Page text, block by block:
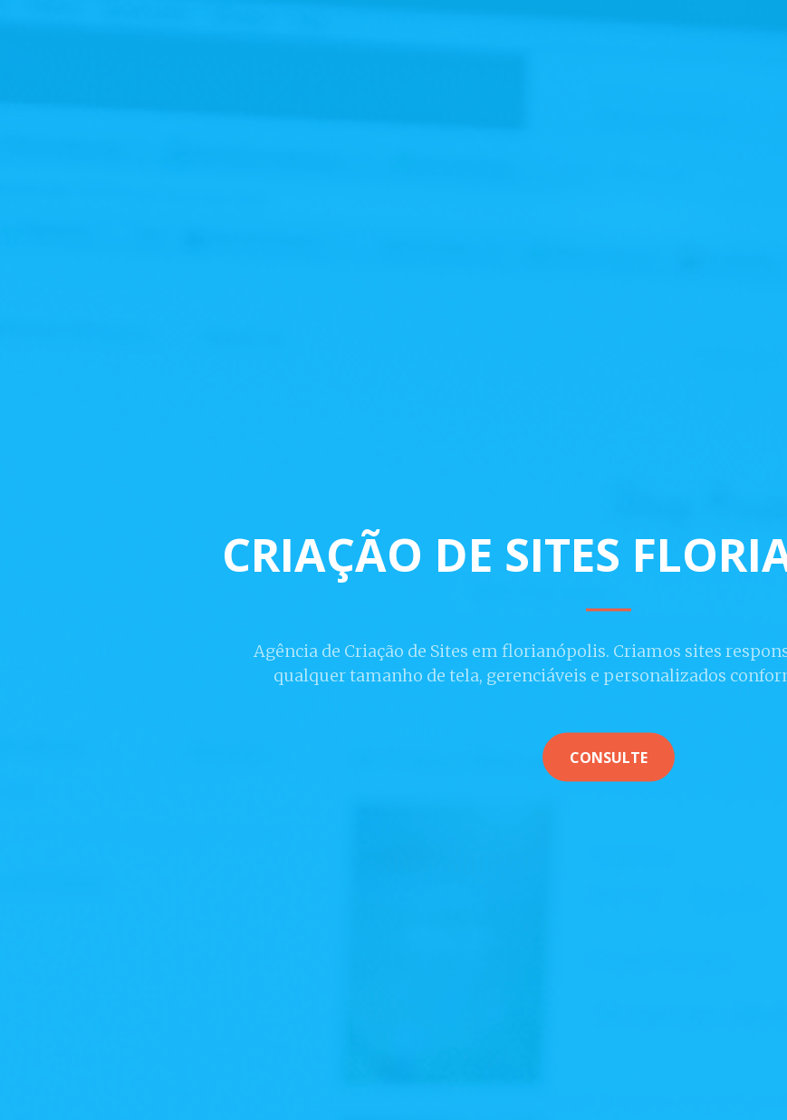
CRIAÇÃO DE SITES
Agência de Criação de Sites em florianópolis. Criamos sites
qualquer tamanho de tela, gerenciáveis e personalizados
CONSULTE